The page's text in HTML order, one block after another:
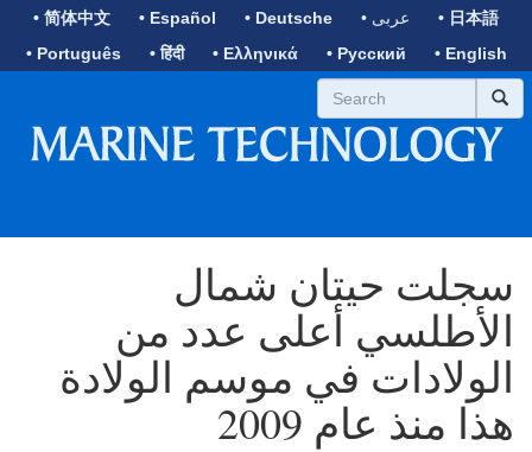
• 简体中文 • Español • Deutsche • عربى
• 日本語
• Português
• हिंदी • Ελληνικά • Русский • English
سجلت حيتان شمال
الأطلسي أعلى عدد من
الولادات في موسم الولادة
هذا منذ عام 2009